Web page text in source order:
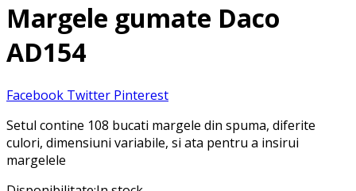
Margele gumate Daco
AD154
Facebook Twitter Pinterest
Setul contine 108 bucati margele din spuma, diferite
culori, dimensiuni variabile, si ata pentru a insirui
margelele